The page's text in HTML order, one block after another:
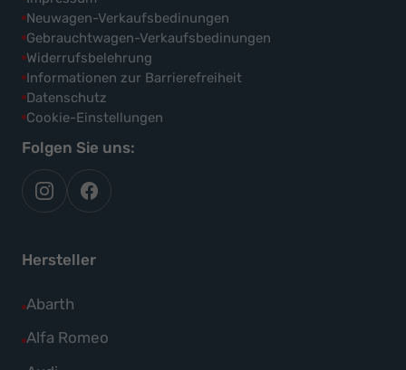
Neuwagen-Verkaufsbedinungen
Gebrauchtwagen-Verkaufsbedinungen
Widerrufsbelehrung
Informationen zur Barrierefreiheit
Datenschutz
Cookie-Einstellungen
Folgen Sie uns:
autoflex
auf
autoflex24
auf
Hersteller
Abarth
Alle
Fahrzeuge
Alfa Romeo
Alle
Fahrzeuge